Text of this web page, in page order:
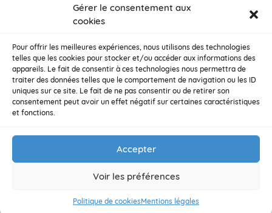
Gérer le consentement aux
cookies
Pour offrir les meilleures expériences, nous utilisons des technologies
telles que les cookies pour stocker et/ou accéder aux informations des
appareils. Le fait de consentir à ces technologies nous permettra de
traiter des données telles que le comportement de navigation ou les ID
uniques sur ce site. Le fait de ne pas consentir ou de retirer son
consentement peut avoir un effet négatif sur certaines caractéristiques
et fonctions.
Accepter
Voir les préférences
Politique de cookiesMentions légales